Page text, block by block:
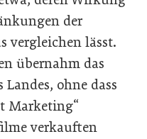
der
vergleichen lässt.
übernahm das
ohne dass
Marketing“
verkauften